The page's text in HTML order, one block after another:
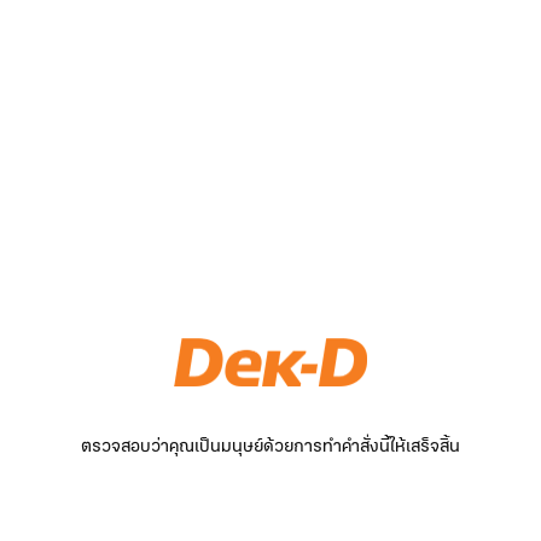
ตรวจสอบว่าคุณเป็นมนุษย์ด้วยการทำคำสั่งนี้ให้เสร็จสิ้น